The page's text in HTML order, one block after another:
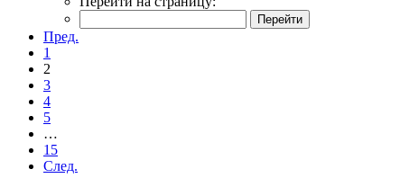
Пред.
1
2
3
4
5
…
15
След.